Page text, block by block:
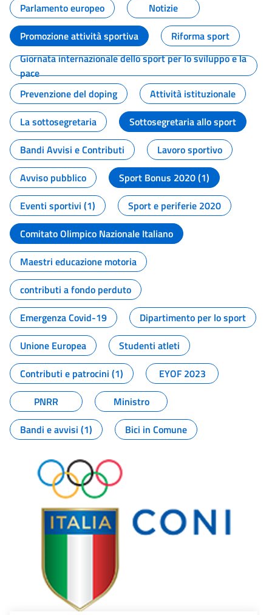
Parlamento europeo
Notizie
Promozione attività sportiva
Riforma sport
Giornata internazionale dello sport per lo sviluppo e la
pace
Prevenzione del doping
Attività istituzionale
La sottosegretaria
Sottosegretaria allo sport
Bandi Avvisi e Contributi
Lavoro sportivo
Avviso pubblico
Sport Bonus 2020 (1)
Eventi sportivi (1)
Sport e periferie 2020
Comitato Olimpico Nazionale Italiano
Maestri educazione motoria
contributi a fondo perduto
Emergenza Covid-19
Dipartimento per lo sport
Unione Europea
Studenti atleti
Contributi e patrocini (1)
EYOF 2023
PNRR
Ministro
Bandi e avvisi (1)
Bici in Comune